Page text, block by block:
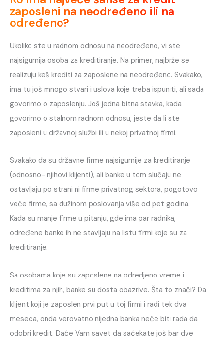
zaposleni na neodređeno ili na
određeno?
Ukoliko ste u radnom odnosu na neodređeno, vi ste
najsigurnija osoba za kreditiranje. Na primer, najbrže se
realizuju keš krediti za zaposlene na neodređeno. Svakako,
ima tu još mnogo stvari i uslova koje treba ispuniti, ali sada
govorimo o zaposlenju. Još jedna bitna stavka, kada
govorimo o stalnom radnom odnosu, jeste da li ste
zaposleni u državnoj službi ili u nekoj privatnoj firmi.
Svakako da su državne firme najsigurnije za kreditiranje
(odnosno- njihovi klijenti), ali banke u tom slučaju ne
ostavljaju po strani ni firme privatnog sektora, pogotovo
veće firme, sa dužinom poslovanja više od pet godina.
Kada su manje firme u pitanju, gde ima par radnika,
određene banke ih ne stavljaju na listu firmi koje su za
kreditiranje.
Sa osobama koje su zaposlene na odredjeno vreme i
kreditima za njih, banke su dosta obazrive. Šta to znači? Da
klijent koji je zaposlen prvi put u toj firmi i radi tek dva
meseca, onda verovatno nijedna banka neće biti rada da
odobri kredit. Daće Vam savet da sačekate još bar dve